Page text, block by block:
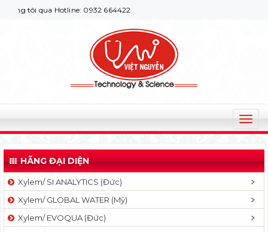
tôi qua Hotline: 0932 664422
T
o
g
l
v
HÃNG ĐẠI DIỆN
Xylem/ SI ANALYTICS (Đức)
Xylem/ GLOBAL WATER (Mỹ)
Xylem/ EVOQUA (Đức)